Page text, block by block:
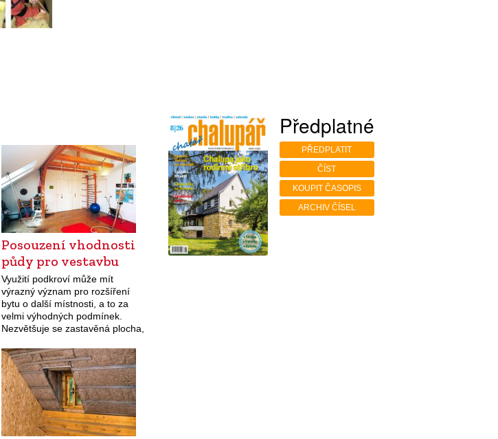
Posouzení vhodnosti
půdy pro vestavbu
Využití podkroví může mít
výrazný význam pro rozšíření
bytu o další místnosti, a to za
velmi výhodných podmínek.
Nezvětšuje se zastavěná plocha,
budovat základy, obvodové zdi,
vodotěsnou izolaci ani vnější…
Předplatné
PŘEDPLATIT
ČÍST
KOUPIT ČASOPIS
ARCHIV ČÍSEL